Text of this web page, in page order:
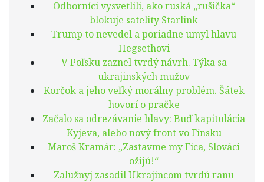
Odborníci vysvetlili, ako ruská „rušička“
blokuje satelity Starlink
Trump to nevedel a poriadne umyl hlavu
Hegsethovi
V Poľsku zaznel tvrdý návrh. Týka sa
ukrajinských mužov
Korčok a jeho veľký morálny problém. Šátek
hovorí o pračke
Začalo sa odrezávanie hlavy: Buď kapitulácia
Kyjeva, alebo nový front vo Fínsku
Maroš Kramár: „Zastavme my Fica, Slováci
ožijú!“
Zalužnyj zasadil Ukrajincom tvrdú ranu